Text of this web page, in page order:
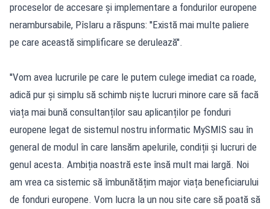
proceselor de accesare și implementare a fondurilor europene
nerambursabile, Pîslaru a răspuns: ''Există mai multe paliere
pe care această simplificare se derulează''.
''Vom avea lucrurile pe care le putem culege imediat ca roade,
adică pur și simplu să schimb niște lucruri minore care să facă
viața mai bună consultanților sau aplicanților pe fonduri
europene legat de sistemul nostru informatic MySMIS sau în
general de modul în care lansăm apelurile, condiții și lucruri de
genul acesta. Ambiția noastră este însă mult mai largă. Noi
am vrea ca sistemic să îmbunătățim major viața beneficiarului
de fonduri europene. Vom lucra la un nou site care să poată să